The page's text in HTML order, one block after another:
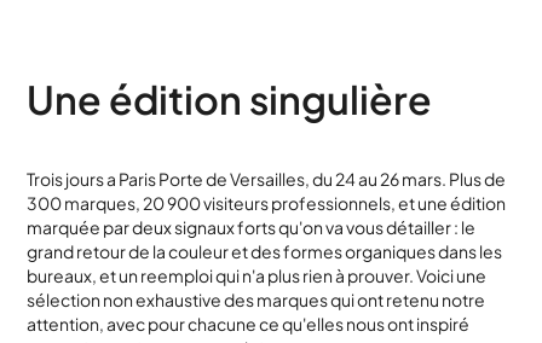
Une édition singulière
Trois jours a Paris Porte de Versailles, du 24 au 26 mars. Plus de
300 marques, 20 900 visiteurs professionnels, et une édition
marquée par deux signaux forts qu'on va vous détailler : le
grand retour de la couleur et des formes organiques dans les
bureaux, et un reemploi qui n'a plus rien à prouver. Voici une
sélection non exhaustive des marques qui ont retenu notre
attention, avec pour chacune ce qu'elles nous ont inspiré